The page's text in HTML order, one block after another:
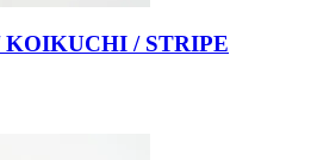
/ STRIPE